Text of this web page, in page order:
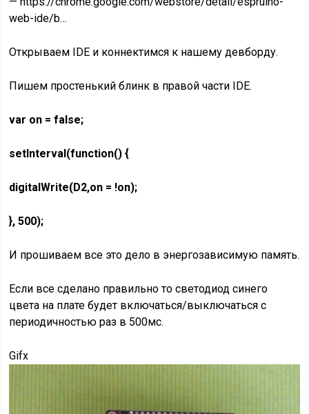
web-ide/b…
Открываем IDE и коннектимся к нашему девборду.
Пишем простенький блинк в правой части IDE.
var on = false;
setInterval(function() {
digitalWrite(D2,on = !on);
}, 500);
И прошиваем все это дело в энергозависимую память.
Если все сделано правильно то светодиод синего
цвета на плате будет включаться/выключаться с
периодичностью раз в 500мс.
Gifx